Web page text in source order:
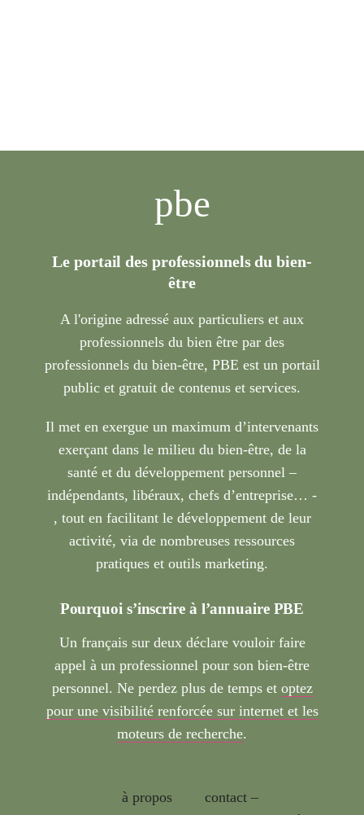
pbe
Le portail des professionnels du bien-
être
A l'origine adressé aux particuliers et aux
professionnels du bien être par des
professionnels du bien-être, PBE est un portail
public et gratuit de contenus et services.
Il met en exergue un maximum d’intervenants
exerçant dans le milieu du bien-être, de la
santé et du développement personnel –
indépendants, libéraux, chefs d’entreprise… -
, tout en facilitant le développement de leur
activité, via de nombreuses ressources
pratiques et outils marketing.
Pourquoi s’inscrire à l’annuaire PBE
Un français sur deux déclare vouloir faire
appel à un professionnel pour son bien-être
personnel. Ne perdez plus de temps et optez
pour une visibilité renforcée sur internet et les
moteurs de recherche.
à propos
contact –